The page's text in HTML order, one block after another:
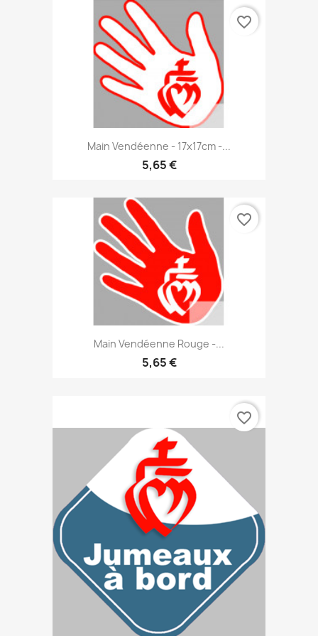
Main Vendéenne - 17x17cm -...
5,65 €
favorite_border
Main Vendéenne Rouge -...
5,65 €
favorite_border
favorite_border